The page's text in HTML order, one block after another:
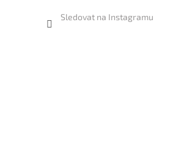
Sledovat na Instagramu